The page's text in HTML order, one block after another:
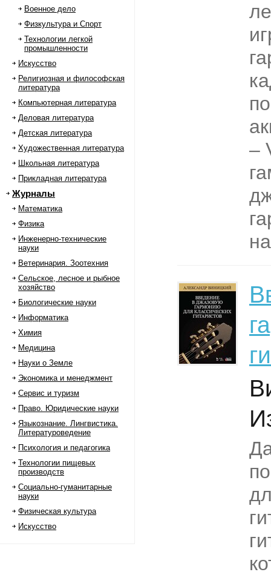
Военное дело
Физкультура и Спорт
Технологии легкой
промышленности
Искусство
Религиозная и философская
литература
Компьютерная литература
Деловая литература
Детская литература
Художественная литература
Школьная литература
Прикладная литература
Журналы
Математика
Физика
Инженерно-технические
науки
Ветеринария. Зоотехния
Сельское, лесное и рыбное
хозяйство
Биологические науки
Информатика
Химия
Медицина
Науки о Земле
Экономика и менеджмент
Сервис и туризм
Право. Юридические науки
Языкознание. Лингвистика.
Литературоведение
Психология и педагогика
Технологии пищевых
производств
Социально-гуманитарные
науки
Физическая культура
Искусство
–